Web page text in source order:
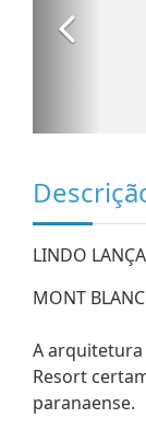
LINDO
MONT
A
Resort
paranaense.